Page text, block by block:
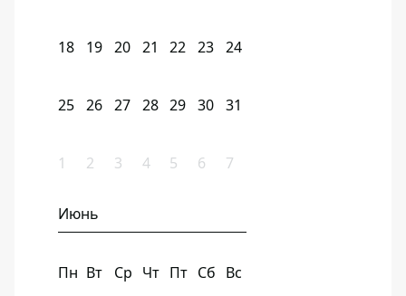
18 19 20 21 22 23 24
25 26 27 28 29 30 31
1 2 3 4 5 6 7
Июнь
Пн Вт Ср Чт Пт Сб Вс